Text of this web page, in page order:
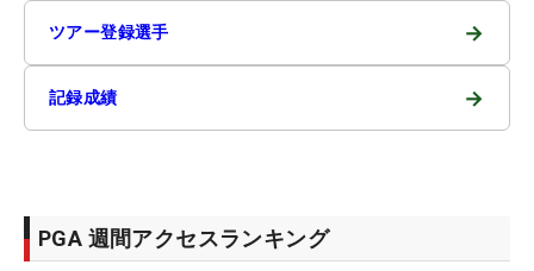
ツアー登録選手 →
記録成績 →
PGA 週間アクセスランキング